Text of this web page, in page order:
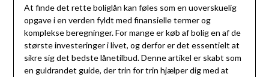
At finde det rette boliglån kan føles som en uoverskuelig
opgave i en verden fyldt med finansielle termer og
komplekse beregninger. For mange er køb af bolig en af de
største investeringer i livet, og derfor er det essentielt at
sikre sig det bedste lånetilbud. Denne artikel er skabt som
en guldrandet guide, der trin for trin hjælper dig med at